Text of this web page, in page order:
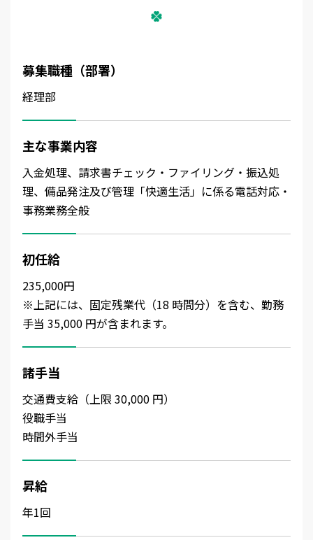
募集職種（部署）
経理部
主な事業内容
入金処理、請求書チェック・ファイリング・振込処
理、備品発注及び管理「快適生活」に係る電話対応・
事務業務全般
初任給
235,000円
※上記には、固定残業代（18 時間分）を含む、勤務
手当 35,000 円が含まれます。
諸手当
交通費支給（上限 30,000 円）
役職手当
時間外手当
昇給
年1回